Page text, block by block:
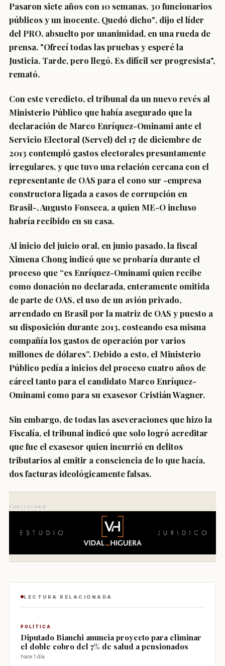
Pasaron siete años con 10 semanas, 30 funcionarios
públicos y un inocente. Quedó dicho", dijo el líder
del PRO, absuelto por unanimidad, en una rueda de
prensa. "Ofrecí todas las pruebas y esperé la
Justicia. Tarde, pero llegó. Es difícil ser progresista",
remató.
Con este veredicto, el tribunal da un nuevo revés al
Ministerio Público que había asegurado que la
declaración de Marco Enríquez-Ominami ante el
Servicio Electoral (Servel) del 17 de diciembre de
2013 contempló gastos electorales presuntamente
irregulares, y que tuvo una relación cercana con el
representante de OAS para el cono sur -empresa
constructora ligada a casos de corrupción en
Brasil-, Augusto Fonseca, a quien ME-O incluso
habría recibido en su casa.
Al inicio del juicio oral, en junio pasado, la fiscal
Ximena Chong indicó que se probaría durante el
proceso que “es Enríquez-Ominami quien recibe
como donación no declarada, enteramente omitida
de parte de OAS, el uso de un avión privado,
arrendado en Brasil por la matriz de OAS y puesto a
su disposición durante 2013, costeando esa misma
compañía los gastos de operación por varios
millones de dólares”. Debido a esto, el Ministerio
Público pedía a inicios del proceso cuatro años de
cárcel tanto para el candidato Marco Enríquez-
Ominami como para su exasesor Cristián Wagner.
Sin embargo, de todas las aseveraciones que hizo la
Fiscalía, el tribunal indicó que solo logró acreditar
que fue el exasesor quien incurrió en delitos
tributarios al emitir a consciencia de lo que hacía,
dos facturas ideológicamente falsas.
PUBLICIDAD
LECTURA RELACIONADA
POLÍTICA
Diputado Bianchi anuncia proyecto para eliminar
el doble cobro del 7% de salud a pensionados
hace 1 día